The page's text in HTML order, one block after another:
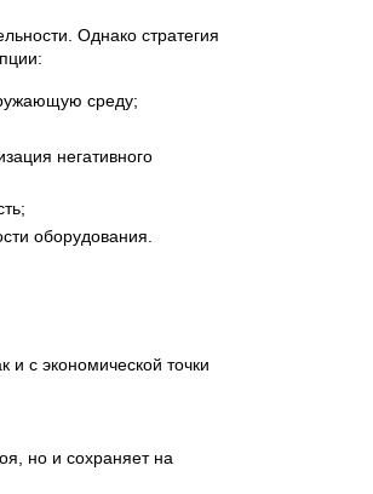
Однако стратегия
среду;
негативного
оборудования.
и с экономической точки
но и сохраняет на